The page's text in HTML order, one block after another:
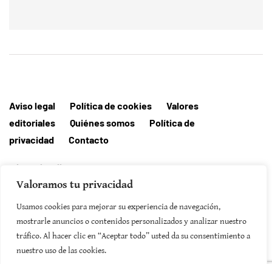
Valoramos tu privacidad
Usamos cookies para mejorar su experiencia de navegación,
mostrarle anuncios o contenidos personalizados y analizar nuestro
tráfico. Al hacer clic en “Aceptar todo” usted da su consentimiento a
nuestro uso de las cookies.
Aviso legal Política de cookies
Valores
editoriales
Quiénes somos
Política de
privacidad
Contacto
Editorial MallorcaHora
SUSCRIBIRSE